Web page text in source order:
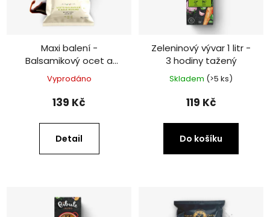
Maxi balení -
Balsamikový ocet a
mořská sůl - prémiové
brambůrky 300 g
Vyprodáno
139 Kč
Detail
Zeleninový vývar 1 litr -
3 hodiny tažený
Skladem (>5 ks)
119 Kč
Do košíku